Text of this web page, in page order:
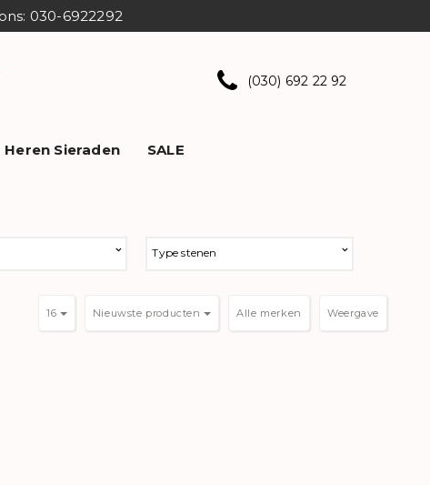
030-6922292
(030) 692 22 92
Heren Sieraden SALE
Type stenen
Weergave
Nieuwste producten
16